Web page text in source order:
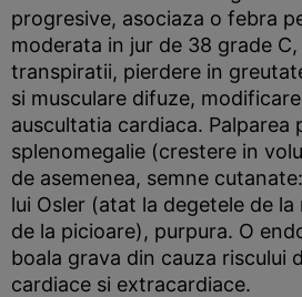
progresive, asociaza o febra
moderata in jur de 38 grade
transpiratii, pierdere in
si musculare difuze,
auscultatia cardiaca. Palparea
splenomegalie (crestere in
de asemenea, semne
lui Osler (atat la degetele de
de la picioare), purpura. O
boala grava din cauza riscului
cardiace si extracardiace.